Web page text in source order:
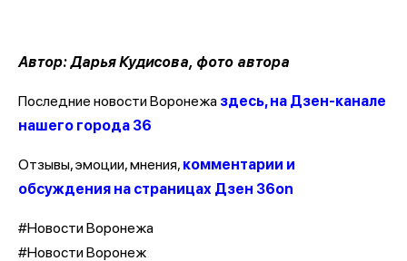
Автор: Дарья Кудисова, фото автора
Последние новости Воронежа здесь, на Дзен-канале
нашего города 36
Отзывы, эмоции, мнения, комментарии и
обсуждения на страницах Дзен 36on
#Новости Воронежа
#Новости Воронеж